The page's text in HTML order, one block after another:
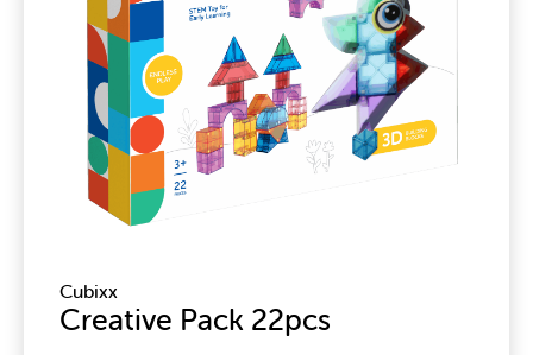
Cubixx
Creative Pack 22pcs